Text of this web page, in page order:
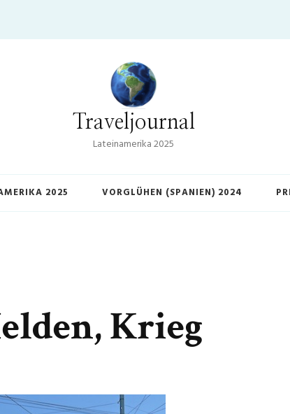
Traveljournal
Lateinamerika 2025
2025 VORGLÜHEN (SPANIEN) 2024
Krieg